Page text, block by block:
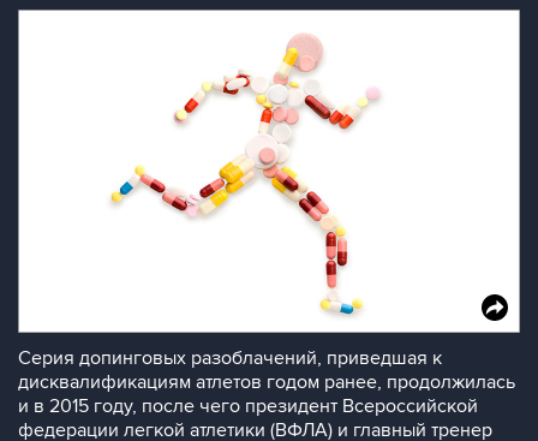
Серия допинговых разоблачений, приведшая к
дисквалификациям атлетов годом ранее, продолжилась
и в 2015 году, после чего президент Всероссийской
федерации легкой атлетики (ВФЛА) и главный тренер